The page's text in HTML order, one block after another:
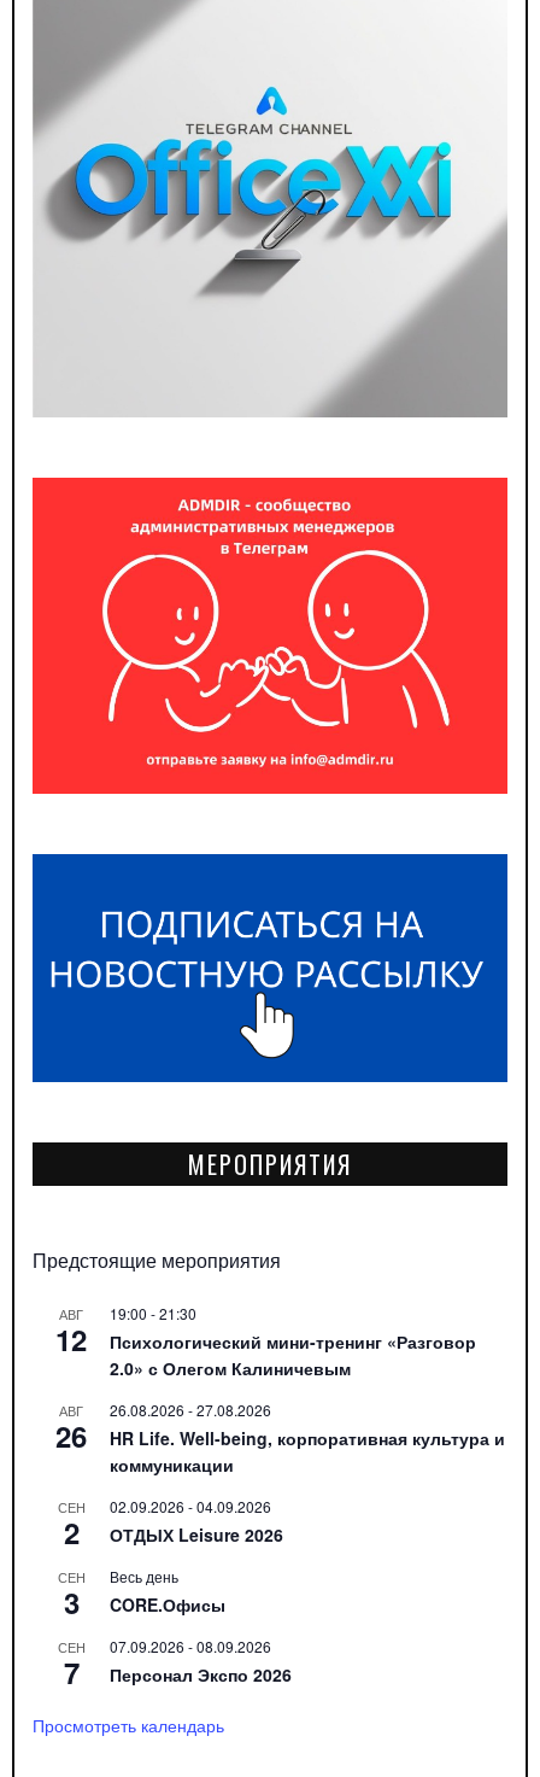
МЕРОПРИЯТИЯ
Предстоящие мероприятия
АВГ
12
19:00 -21:30
Психологический мини-тренинг «Разговор
2.0» с Олегом Калиничевым
АВГ
26
26.08.2026 -27.08.2026
HR Life. Well-being, корпоративная культура и
коммуникации
СЕН
2
02.09.2026 -04.09.2026
ОТДЫХ Leisure 2026
СЕН
3
Весь день
CORE.Офисы
СЕН
7
07.09.2026 -08.09.2026
Персонал Экспо 2026
Просмотреть календарь